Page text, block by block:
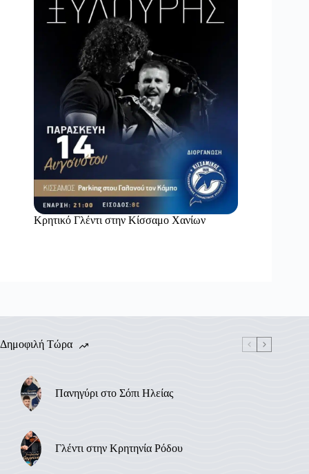
Κρητικό Γλέντι στην Κίσσαμο Χανίων
Δημοφιλή Τώρα
Πανηγύρι στο Σόπι Ηλείας
Γλέντι στην Κρητηνία Ρόδου